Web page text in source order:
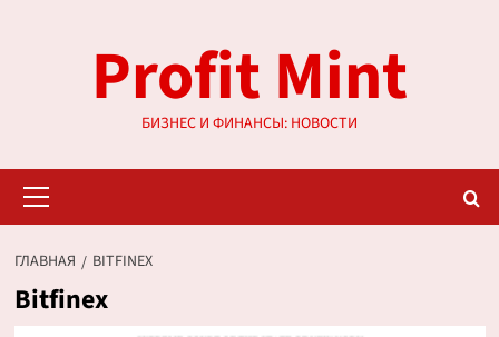
содержимомуProfit Mint
БИЗНЕС И ФИНАНСЫ: НОВОСТИ
меню
ГЛАВНАЯ BITFINEX
Bitfinex